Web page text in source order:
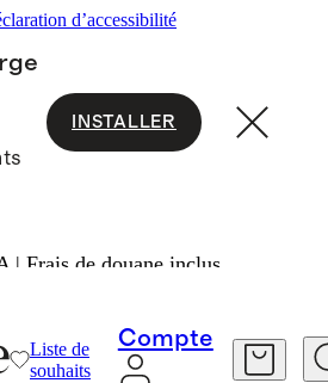
d’accessibilité
INSTALLER
| Frais de douane inclus.
Liste de
souhaits
Compte
Tout Magasiner
ET ACCESSOIRES